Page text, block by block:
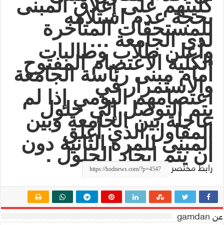
كليتهم على إغلاق المبنى
بحجة عدم استلامه
للمستحقات المتأخرة
لدى الجامعة …
وأعلن طلاب وطالبات
الكلية الاعتصام المفتوح
أمام مبنى رئاسة الجامعة
والاستمرار في
اعتصامهم اليومي إذا لم
يتم التوصل إلى حلول
عاجلة بين الجامعة وبين
المقاول الذي أغلق
المبنى للمرة الثانية دون
ان يتم ايجاد الحلول. رابط مختصر
عن gamdan